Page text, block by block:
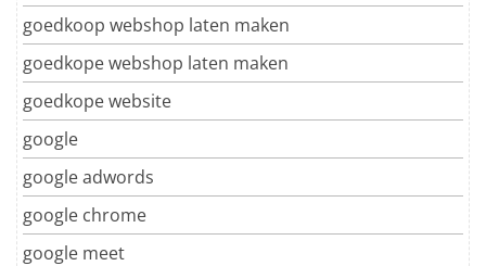
goedkoop webshop laten maken
goedkope webshop laten maken
goedkope website
google
google adwords
google chrome
google meet